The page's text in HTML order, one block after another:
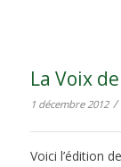
La Voix
1 décembre 2012 /
Voici l’édition